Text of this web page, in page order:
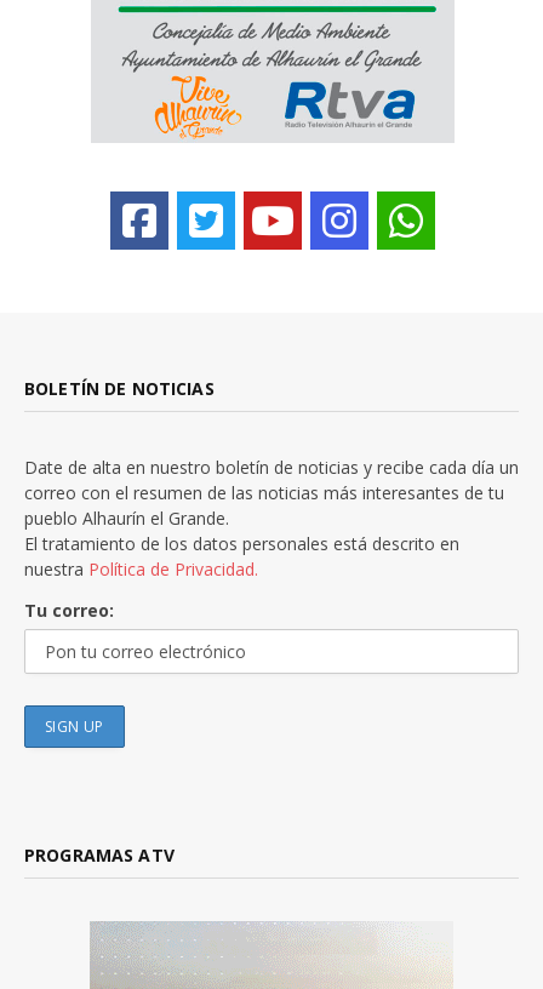
BOLETÍN DE NOTICIAS
Date de alta en nuestro boletín de noticias y recibe cada día un
correo con el resumen de las noticias más interesantes de tu
pueblo Alhaurín el Grande.
El tratamiento de los datos personales está descrito en
nuestra Política de Privacidad.
Tu correo:
PROGRAMAS ATV